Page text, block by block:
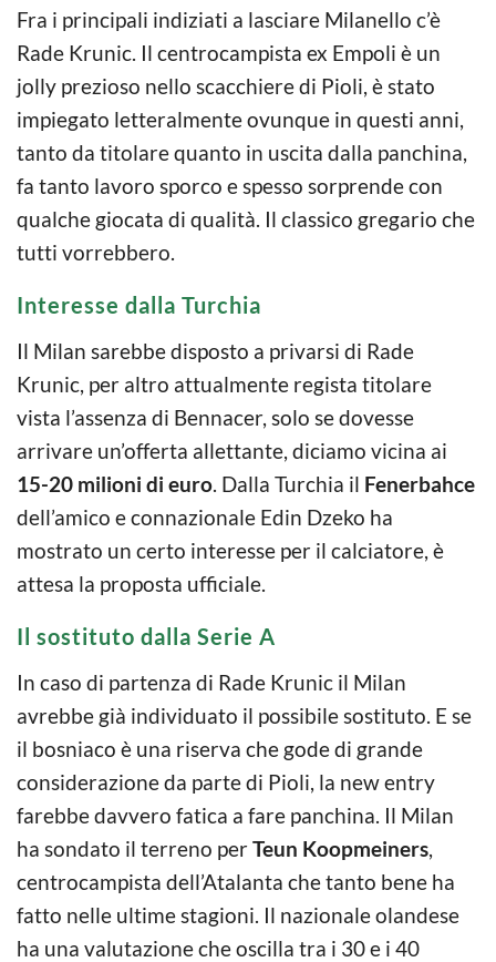
Fra i principali indiziati a lasciare Milanello c’è
Rade Krunic. Il centrocampista ex Empoli è un
jolly prezioso nello scacchiere di Pioli, è stato
impiegato letteralmente ovunque in questi anni,
tanto da titolare quanto in uscita dalla panchina,
fa tanto lavoro sporco e spesso sorprende con
qualche giocata di qualità. Il classico gregario che
tutti vorrebbero.
Interesse dalla Turchia
Il Milan sarebbe disposto a privarsi di Rade
Krunic, per altro attualmente regista titolare
vista l’assenza di Bennacer, solo se dovesse
arrivare un’offerta allettante, diciamo vicina ai
15-20 milioni di euro. Dalla Turchia il Fenerbahce
dell’amico e connazionale Edin Dzeko ha
mostrato un certo interesse per il calciatore, è
attesa la proposta ufficiale.
Il sostituto dalla Serie A
In caso di partenza di Rade Krunic il Milan
avrebbe già individuato il possibile sostituto. E se
il bosniaco è una riserva che gode di grande
considerazione da parte di Pioli, la new entry
farebbe davvero fatica a fare panchina. Il Milan
ha sondato il terreno perTeun Koopmeiners,
centrocampista dell’Atalanta che tanto bene ha
fatto nelle ultime stagioni. Il nazionale olandese
ha una valutazione che oscilla tra i 30 e i 40